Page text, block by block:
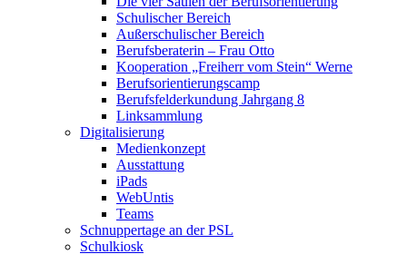
Schulischer Bereich
Außerschulischer Bereich
Berufsberaterin – Frau Otto
Kooperation „Freiherr vom Stein“ Werne
Berufsorientierungscamp
Berufsfelderkundung Jahrgang 8
Linksammlung
Digitalisierung
Medienkonzept
Ausstattung
iPads
WebUntis
Teams
Schnuppertage an der PSL
Schulkiosk